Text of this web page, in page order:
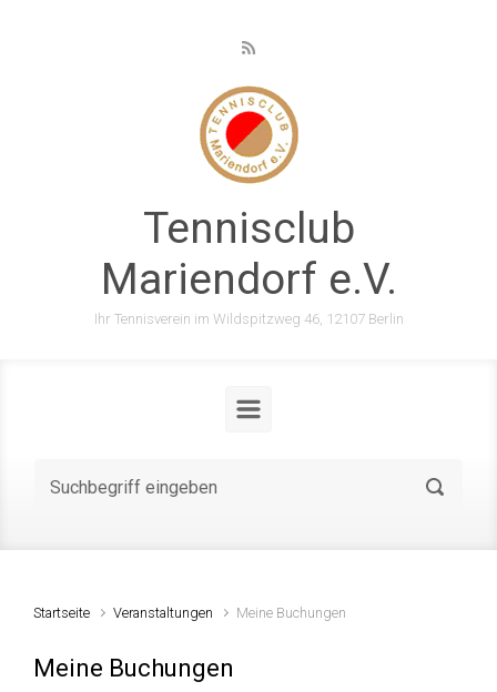
Tennisclub
Mariendorf e.V.
Ihr Tennisverein im Wildspitzweg 46, 12107 Berlin
Startseite Veranstaltungen Meine Buchungen
Meine Buchungen